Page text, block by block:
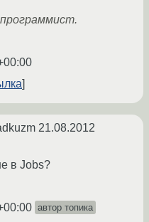
21.08.2012
в Jobs?
автор топика